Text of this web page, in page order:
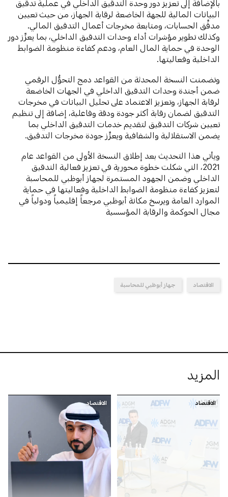
بالإضافة إلى تعزيز دور وحدة التدقيق الداخلي في عملية تدقيق
البيانات المالية للجهة الخاضعة لرقابة الجهاز، من حيث تعيين
مدقِّق الحسابات، ومتابعة مخرجات أعمال التدقيق المالي.
وكذلك تطوير مؤشرات أداء وحدات التدقيق الداخلي، بما يعزِّز دور
الوحدة في حماية المال العام، ودعم كفاءة منظومة الضوابط
الداخلية وفعاليتها.
وتضمنت النسخة المحدثة من القواعد دمج التحوُّل الرقمي
ضمن أجندة وحدات التدقيق الداخلي في الجهات الخاضعة
لرقابة الجهاز، وتعزيز الاعتماد على تحليل البيانات في مخرجات
التدقيق لضمان رقابة أكثر جودة ودقة وفاعلية، إضافة إلى تنظيم
تعيين شركات التدقيق لتقديم خدمات التدقيق الداخلي بما
يضمن الاستقلالية والشفافية ويعزِّز جودة مخرجات التدقيق.
ويأتي هذا التحديث بعد إطلاق النسخة الأولى من القواعد عام
2021، التي شكلت خطوة محورية في تعزيز فعالية التدقيق
الداخلي وضمن الجهود المستمرة لجهاز أبوظبي للمحاسبة
لتعزيز كفاءة منظومة الضوابط الداخلية وفعاليتها في حماية
الموارد العامة ويرسخ مكانة أبوظبي مرجعاً إقليمياً ودولياً في
مجال الحوكمة والرقابة المؤسسية
الاقتصاد جهاز أبوظبي للمحاسبة
المزيد
الاقتصاد الاقتصاد